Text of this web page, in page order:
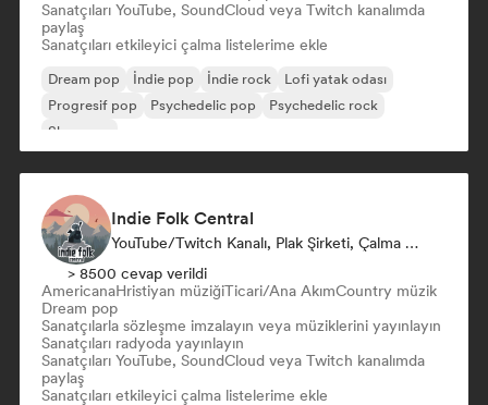
Sanatçıları YouTube, SoundCloud veya Twitch kanalımda
paylaş
Sanatçıları etkileyici çalma listelerime ekle
Dream pop İndie pop İndie rock
Lofi yatak odası
Progresif pop
Psychedelic pop
Psychedelic rock
Shoegaze
Indie Folk Central
YouTube/Twitch Kanalı, Plak Şirketi, Çalma Listesi Küratörü, Radyo Istasyonu
> 8500 cevap verildi
AmericanaHristiyan müziğiTicari/Ana AkımCountry müzik
Dream pop
Sanatçılarla sözleşme imzalayın veya müziklerini yayınlayın
Sanatçıları radyoda yayınlayın
Sanatçıları YouTube, SoundCloud veya Twitch kanalımda
paylaş
Sanatçıları etkileyici çalma listelerime ekle